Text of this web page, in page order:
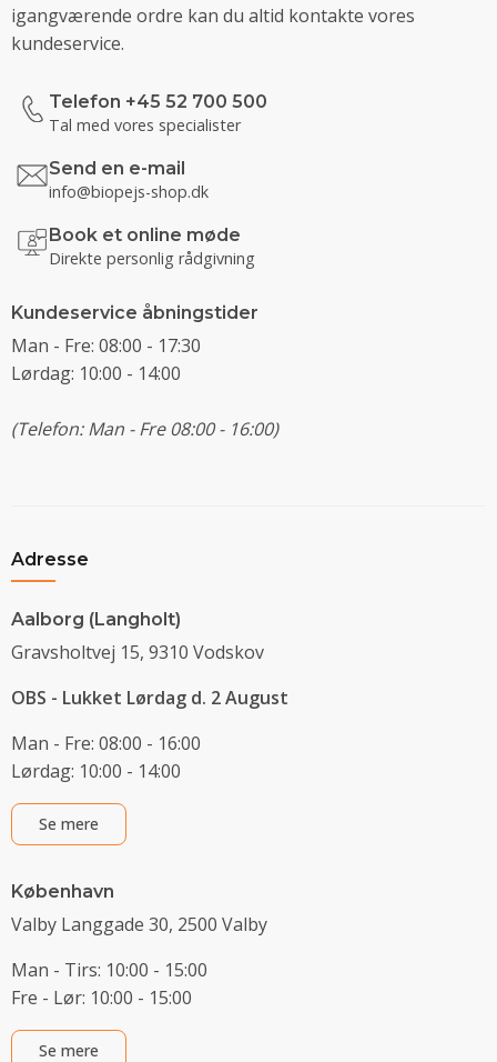
igangværende ordre kan du altid kontakte vores
kundeservice.
Telefon +45 52 700 500
Tal med vores specialister
Send en e-mail
info@biopejs-shop.dk
Book et online møde
Direkte personlig rådgivning
Kundeservice åbningstider
Man - Fre: 08:00 - 17:30
Lørdag: 10:00 - 14:00
(Telefon: Man - Fre 08:00 - 16:00)
Adresse
Aalborg (Langholt)
Gravsholtvej 15, 9310 Vodskov
OBS - Lukket Lørdag d. 2 August
Man - Fre: 08:00 - 16:00
Lørdag: 10:00 - 14:00
Se mere
København
Valby Langgade 30, 2500 Valby
Man - Tirs: 10:00 - 15:00
Fre - Lør: 10:00 - 15:00
Se mere